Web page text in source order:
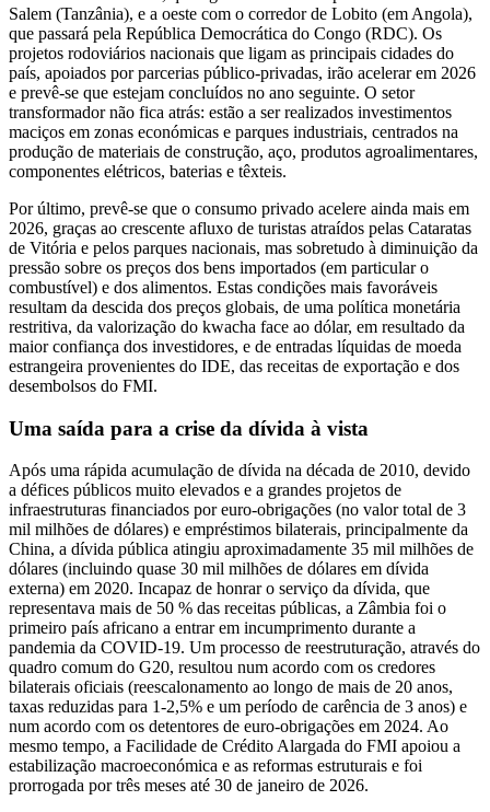
Salem (Tanzânia), e a oeste com o corredor de Lobito (em Angola),
que passará pela República Democrática do Congo (RDC). Os
projetos rodoviários nacionais que ligam as principais cidades do
país, apoiados por parcerias público-privadas, irão acelerar em 2026
e prevê-se que estejam concluídos no ano seguinte. O setor
transformador não fica atrás: estão a ser realizados investimentos
maciços em zonas económicas e parques industriais, centrados na
produção de materiais de construção, aço, produtos agroalimentares,
componentes elétricos, baterias e têxteis.
Por último, prevê-se que o consumo privado acelere ainda mais em
2026, graças ao crescente afluxo de turistas atraídos pelas Cataratas
de Vitória e pelos parques nacionais, mas sobretudo à diminuição da
pressão sobre os preços dos bens importados (em particular o
combustível) e dos alimentos. Estas condições mais favoráveis
resultam da descida dos preços globais, de uma política monetária
restritiva, da valorização do kwacha face ao dólar, em resultado da
maior confiança dos investidores, e de entradas líquidas de moeda
estrangeira provenientes do IDE, das receitas de exportação e dos
desembolsos do FMI.
Uma saída para a crise da dívida à vista
Após uma rápida acumulação de dívida na década de 2010, devido
a défices públicos muito elevados e a grandes projetos de
infraestruturas financiados por euro-obrigações (no valor total de 3
mil milhões de dólares) e empréstimos bilaterais, principalmente da
China, a dívida pública atingiu aproximadamente 35 mil milhões de
dólares (incluindo quase 30 mil milhões de dólares em dívida
externa) em 2020. Incapaz de honrar o serviço da dívida, que
representava mais de 50 % das receitas públicas, a Zâmbia foi o
primeiro país africano a entrar em incumprimento durante a
pandemia da COVID-19. Um processo de reestruturação, através do
quadro comum do G20, resultou num acordo com os credores
bilaterais oficiais (reescalonamento ao longo de mais de 20 anos,
taxas reduzidas para 1-2,5% e um período de carência de 3 anos) e
num acordo com os detentores de euro-obrigações em 2024. Ao
mesmo tempo, a Facilidade de Crédito Alargada do FMI apoiou a
estabilização macroeconómica e as reformas estruturais e foi
prorrogada por três meses até 30 de janeiro de 2026.